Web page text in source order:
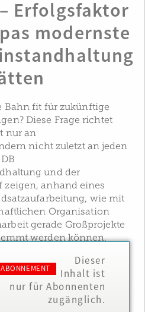
Erfolgsfaktor
modernste
Bahn fit für zukünftige
Diese Frage richtet
nur an
nicht zuletzt an jeden
und der
zeigen, anhand eines
wie mit
Organisation
gerade Großprojekte
werden können.
ABONNEMENT
Dieser
Inhalt ist
nur für Abonnenten
zugänglich.